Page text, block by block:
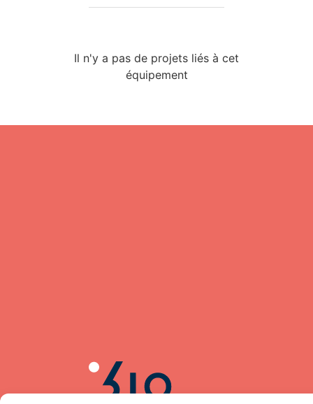
Il n'y a pas de projets liés à cet
équipement